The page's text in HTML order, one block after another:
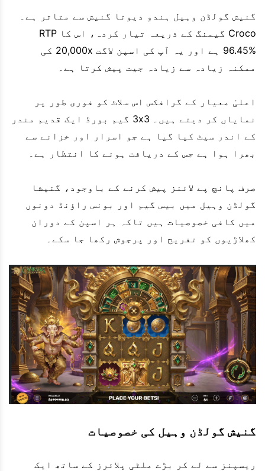
گنیش گولڈن وہیل ہندو دیوتا گنیش سے متاثر ہے۔
Croco گیمنگ کے ذریعہ تیار کردہ، اس کا RTP
96.45% ہے اور یہ آپ کی اسپن لاگت 20,000x کی
ممکنہ زیادہ سے زیادہ جیت پیش کرتا ہے۔
اعلیٰ معیار کے گرافکس اس سلاٹ کو فوری طور پر
نمایاں کر دیتے ہیں۔ 3x3 گیم بورڈ ایک قدیم مندر
کے اندر سیٹ کیا گیا ہے جو اسرار اور خزانے سے
بھرا ہوا ہے جس کے دریافت ہونے کا انتظار ہے۔
صرف پانچ پے لائنز پیش کرنے کے باوجود، گنیشا
گولڈن وہیل میں بیس گیم اور بونس راؤنڈ دونوں
میں کافی خصوصیات ہیں تاکہ ہر اسپن کے دوران
کھلاڑیوں کو تفریح اور پرجوش رکھا جا سکے۔
گنیش گولڈن وہیل کی خصوصیات
ریسپنز سے لے کر بڑے ملٹی پلائرز کے ساتھ ایک